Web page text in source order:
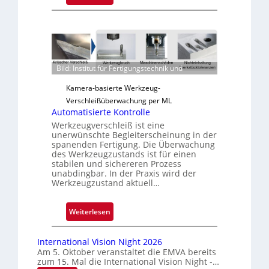
Z
v
r
l
g
e
D
r
u
m
r
k
Bild: Institut für Fertigungstechnik und
Kamera-basierte Werkzeug-
Verschleißüberwachung per ML
Automatisierte Kontrolle
Werkzeugverschleiß ist eine
unerwünschte Begleiterscheinung in der
spanenden Fertigung. Die Überwachung
des Werkzeugzustands ist für einen
stabilen und sichereren Prozess
unabdingbar. In der Praxis wird der
Werkzeugzustand aktuell…
Weiterlesen
A
t
o
International Vision Night 2026
Am 5. Oktober veranstaltet die EMVA bereits
zum 15. Mal die International Vision Night -…